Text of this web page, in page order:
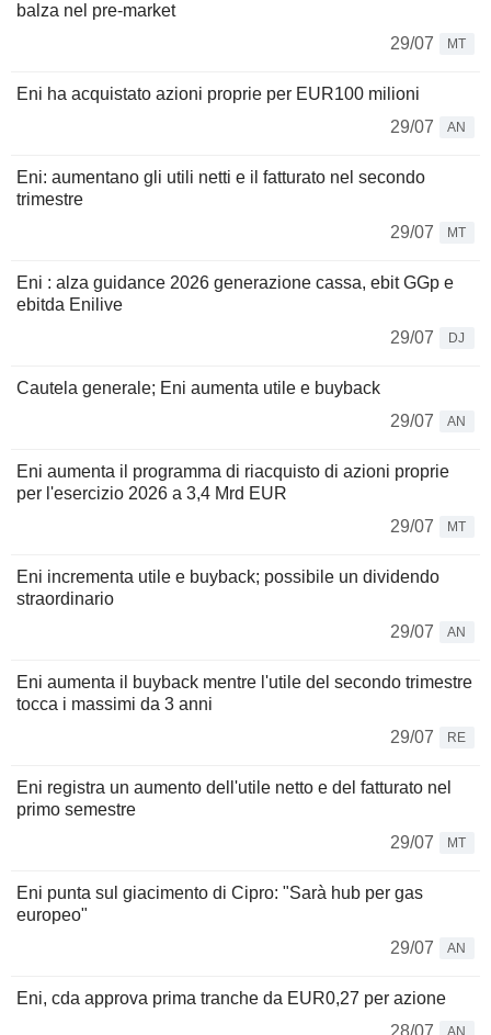
balza nel pre-market
29/07
MT
Eni ha acquistato azioni proprie per EUR100 milioni
29/07
AN
Eni: aumentano gli utili netti e il fatturato nel secondo
trimestre
29/07
MT
Eni : alza guidance 2026 generazione cassa, ebit GGp e
ebitda Enilive
29/07
DJ
Cautela generale; Eni aumenta utile e buyback
29/07
AN
Eni aumenta il programma di riacquisto di azioni proprie
per l'esercizio 2026 a 3,4 Mrd EUR
29/07
MT
Eni incrementa utile e buyback; possibile un dividendo
straordinario
29/07
AN
Eni aumenta il buyback mentre l'utile del secondo trimestre
tocca i massimi da 3 anni
29/07
RE
Eni registra un aumento dell'utile netto e del fatturato nel
primo semestre
29/07
MT
Eni punta sul giacimento di Cipro: "Sarà hub per gas
europeo"
29/07
AN
Eni, cda approva prima tranche da EUR0,27 per azione
AN